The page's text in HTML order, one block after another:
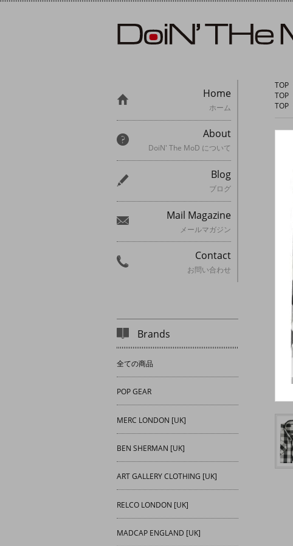
TOP
TOP
TOP
Home
ホーム
About
DoiN' The MoD について
Blog
ブログ
Mail Magazine
メールマガジン
Contact
お問い合わせ
Brands
全ての商品
POP GEAR
MERC LONDON [UK]
BEN SHERMAN [UK]
ART GALLERY CLOTHING [UK]
RELCO LONDON [UK]
MADCAP ENGLAND [UK]